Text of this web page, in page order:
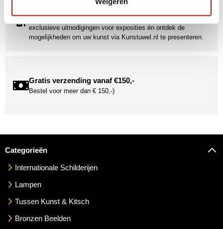
Word onderdeel van de Kunstuwel Community. Ontvang
exclusieve uitnodigingen voor exposities én ontdek de
mogelijkheden om uw kunst via Kunstuwel.nl te presenteren.
Gratis verzending vanaf €150,-
Bestel voor meer dan € 150,-)
Categorieën
Internationale Schilderijen
Lampen
Tussen Kunst & Kitsch
Bronzen Beelden